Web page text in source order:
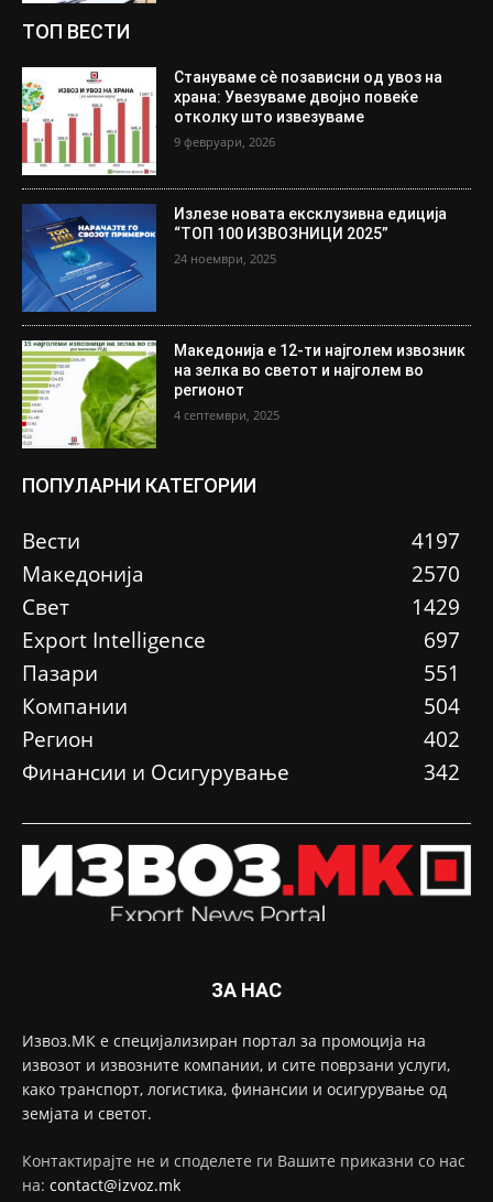
ТОП ВЕСТИ
Стануваме сè позависни од увоз на
храна: Увезуваме двојно повеќе
отколку што извезуваме
9 февруари, 2026
Излезе новата ексклузивна едиција
“ТОП 100 ИЗВОЗНИЦИ 2025”
24 ноември, 2025
Македонија е 12-ти најголем извозник
на зелка во светот и најголем во
регионот
4 септември, 2025
ПОПУЛАРНИ КАТЕГОРИИ
Вести
4197
Македонија
2570
Свет
1429
Еxport Intelligence
697
Пазари
551
Компании
504
Регион
402
Финансии и Осигурување
342
ЗА НАС
Извоз.МК е специјализиран портал за промоција на
извозот и извозните компании, и сите поврзани услуги,
како транспорт, логистика, финансии и осигурување од
земјата и светот.
Контактирајте не и споделете ги Вашите приказни со нас
на: contact@izvoz.mk